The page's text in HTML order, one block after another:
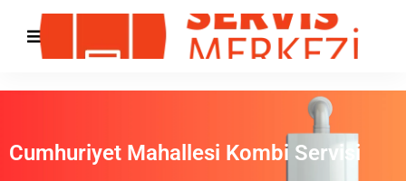
Cumhuriyet Mahallesi Kombi Servisi